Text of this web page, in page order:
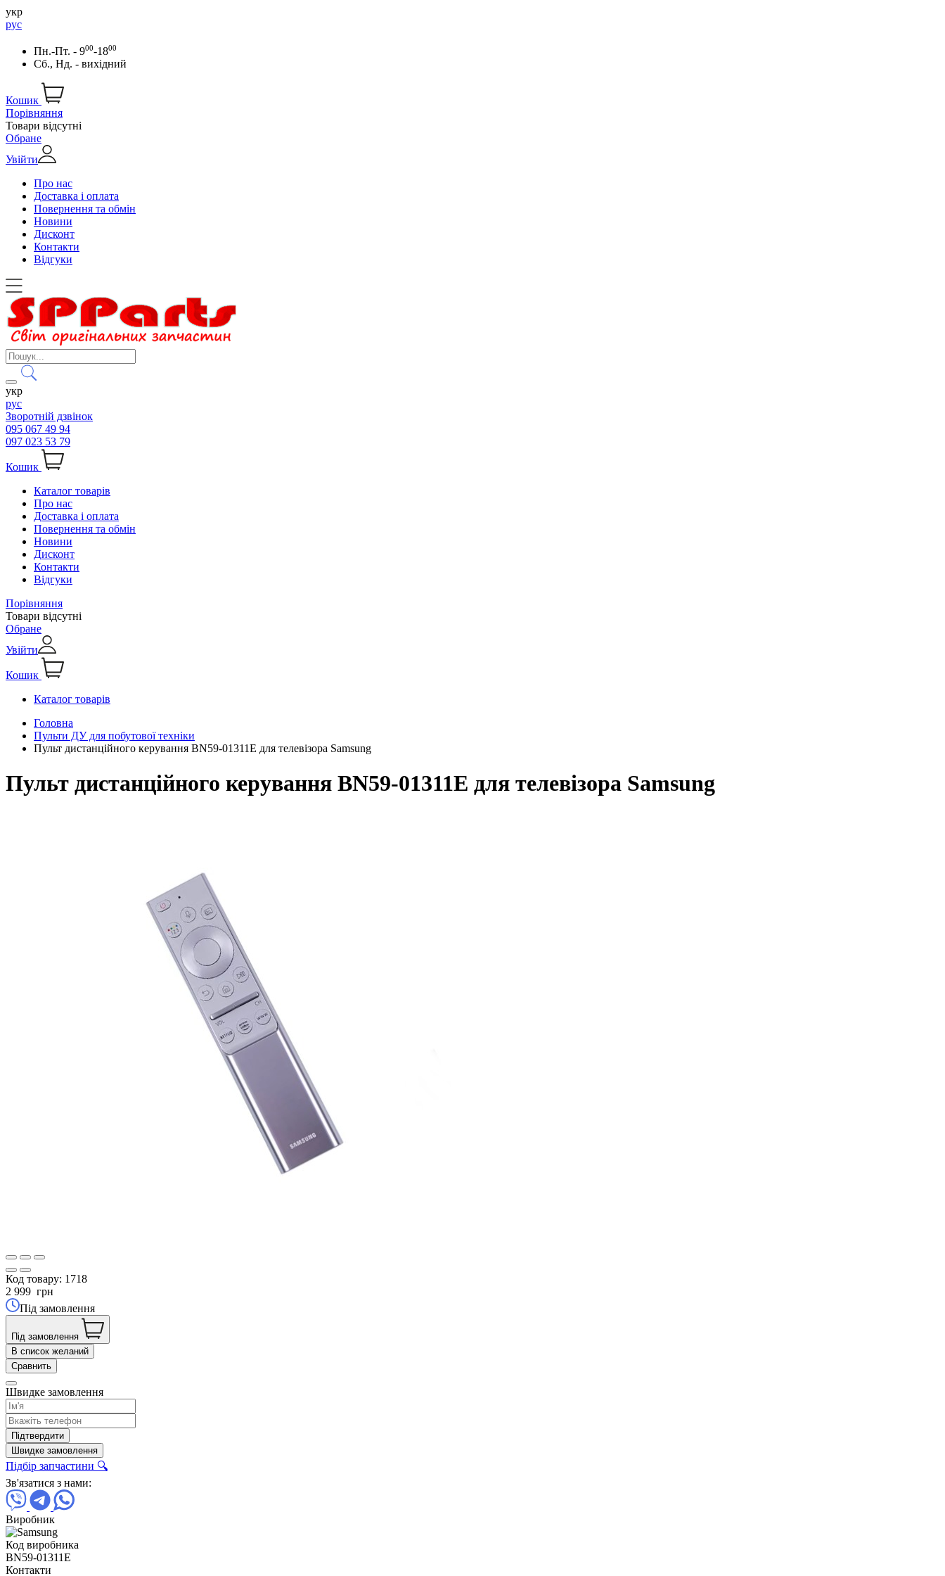
укр
рус
Пн.-Пт. - 900-1800
Сб., Нд. - вихідний
Кошик
Порівняння
Товари відсутні
Обране
Увійти
Про нас
Доставка і оплата
Повернення та обмін
Новини
Дисконт
Контакти
Відгуки
укр
рус
Зворотній дзвінок
095 067 49 94
097 023 53 79
Кошик
Каталог товарів
Про нас
Доставка і оплата
Повернення та обмін
Новини
Дисконт
Контакти
Відгуки
Порівняння
Товари відсутні
Обране
Увійти
Кошик
Каталог товарів
Головна
Пульти ДУ для побутової техніки
Пульт дистанційного керування BN59-01311E для телевізора Samsung
Пульт дистанційного керування BN59-01311E для телевізора Samsung
Код товару: 1718
2 999 грн
Під замовлення
Під замовлення
В список желаний
Сравнить
Швидке замовлення
Підтвердити
Швидке замовлення
Підбір запчастини 🔍
Зв'язатися з нами:
Виробник
Код виробника
BN59-01311E
Контакти